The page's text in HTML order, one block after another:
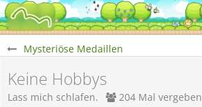
Mysteriöse Medaillen
Keine Hobbys
Lass mich schlafen. 204 Mal vergeben